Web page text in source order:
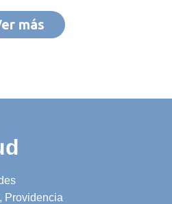
más
Providencia